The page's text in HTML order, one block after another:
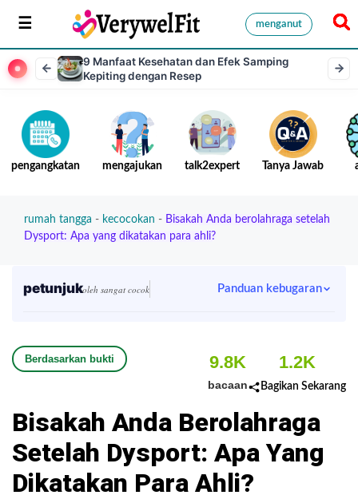
menganut
9 Manfaat Kesehatan dan Efek Samping
Kepiting dengan Resep
pengangkatan mengajukan talk2expert Tanya Jawab
rumah tangga - kecocokan - Bisakah Anda berolahraga setelah
Dysport: Apa yang dikatakan para ahli?
petunjukoleh sangat cocok Panduan kebugaran
Berdasarkan bukti 9.8K
bacaan
1.2K
Bagikan Sekarang
Bisakah Anda Berolahraga
Setelah Dysport: Apa Yang
Dikatakan Para Ahli?